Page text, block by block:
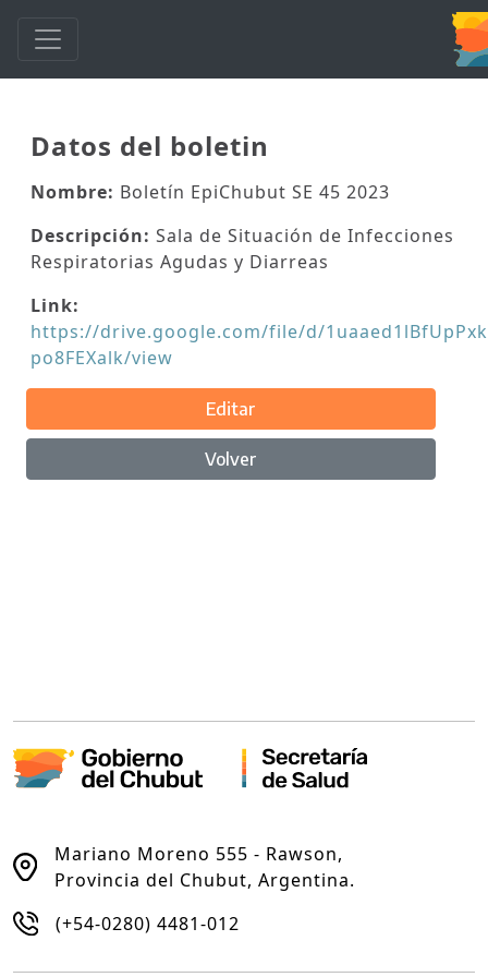
Datos del boletin
Nombre: Boletín EpiChubut SE 45 2023
Descripción: Sala de Situación de Infecciones
Respiratorias Agudas y Diarreas
Link:
https://drive.google.com/file/d/
po8FEXalk/view
Editar
Volver
Mariano Moreno 555 - Rawson,
Provincia del Chubut, Argentina.
(+54-0280) 4481-012